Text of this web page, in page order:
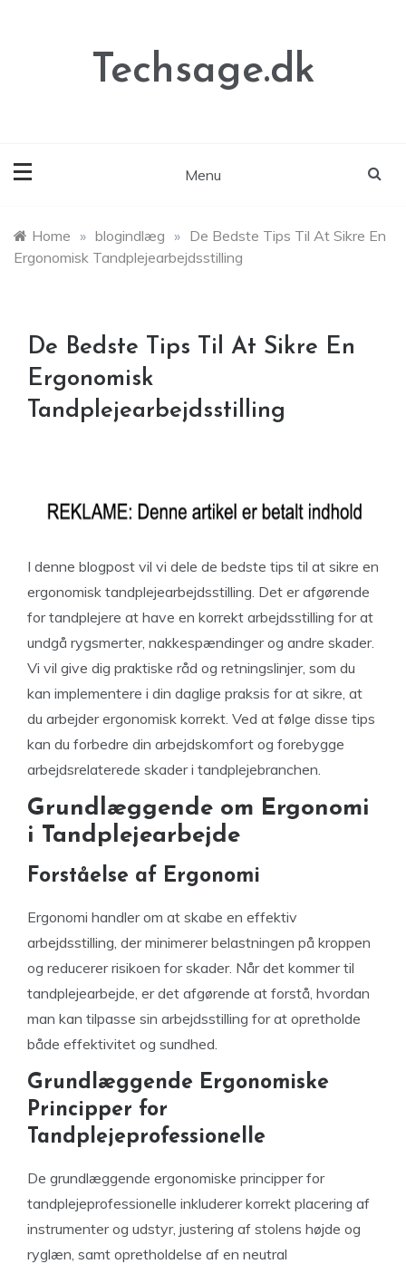
Techsage.dk
Menu
Home » blogindlæg » De Bedste Tips Til At Sikre En
Ergonomisk Tandplejearbejdsstilling
De Bedste Tips Til At Sikre En
Ergonomisk
Tandplejearbejdsstilling
I denne blogpost vil vi dele de bedste tips til at sikre en
ergonomisk tandplejearbejdsstilling. Det er afgørende
for tandplejere at have en korrekt arbejdsstilling for at
undgå rygsmerter, nakkespændinger og andre skader.
Vi vil give dig praktiske råd og retningslinjer, som du
kan implementere i din daglige praksis for at sikre, at
du arbejder ergonomisk korrekt. Ved at følge disse tips
kan du forbedre din arbejdskomfort og forebygge
arbejdsrelaterede skader i tandplejebranchen.
Grundlæggende om Ergonomi
i Tandplejearbejde
Forståelse af Ergonomi
Ergonomi handler om at skabe en effektiv
arbejdsstilling, der minimerer belastningen på kroppen
og reducerer risikoen for skader. Når det kommer til
tandplejearbejde, er det afgørende at forstå, hvordan
man kan tilpasse sin arbejdsstilling for at opretholde
både effektivitet og sundhed.
Grundlæggende Ergonomiske
Principper for
Tandplejeprofessionelle
De grundlæggende ergonomiske principper for
tandplejeprofessionelle inkluderer korrekt placering af
instrumenter og udstyr, justering af stolens højde og
ryglæn, samt opretholdelse af en neutral